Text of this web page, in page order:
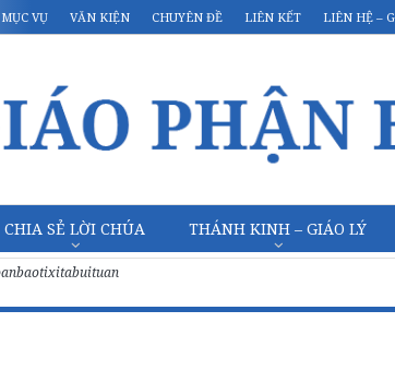
MỤC VỤ VĂN KIỆN CHUYÊN ĐỀ LIÊN KẾT LIÊN HỆ –
CHIA SẺ LỜI CHÚA THÁNH KINH – GIÁO LÝ